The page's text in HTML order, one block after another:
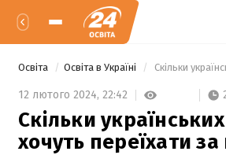
Освіта Освіта в Україні
12 лютого 2024, 22:42
Скільки
хочуть переїхати